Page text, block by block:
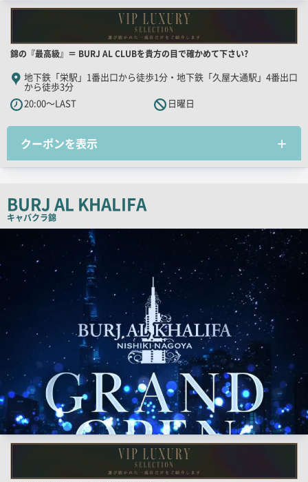
店
舗
PR
キ
コ
ー
錦の『最高級』＝ BURJ AL CLUBを貴方の目で確かめて下さい?
地下鉄「栄駅」1番出口から徒歩1分・地下鉄「久屋大通駅」4番出口
から徒歩3分
20:00～LAST
日曜日
クーポンを表示
BURJ AL KHALIFA
キャバクラ錦
店
画